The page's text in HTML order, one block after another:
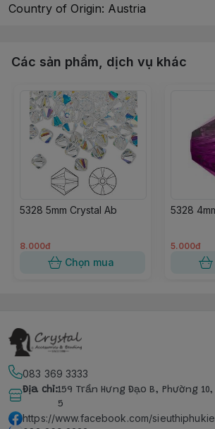
Country of Origin: Austria
Các sản phẩm, dịch vụ khác
5328 5mm Crystal Ab
8.000đ
Chọn mua
5328
5.000đ
083 369 3333
Địa chỉ:159 Trần Hưng Đạo B, Phường
5
https://www.facebook.com/